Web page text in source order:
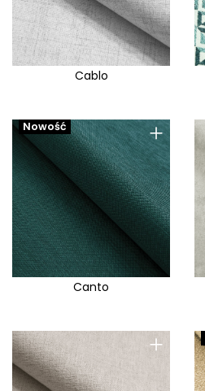
Cablo
+
Nowość
Canto
+